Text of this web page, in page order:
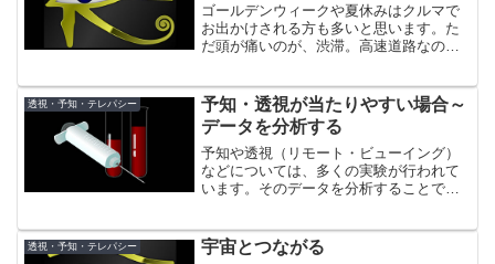
ゴールデンウィークや夏休みはクルマで
お出かけされる方も多いと思います。た
だ頭が痛いのが、渋滞。高速道路なのに
も半減しかねません。
透視・予知・テレパシー
予知・透視が当たりやすい場合～
データを分析する
予知や透視（リモート・ビューイング）
などについては、多くの実験が行われて
います。そのデータを分析することで、
かっていることを紹介します。
透視・予知・テレパシー 宇宙とつながる